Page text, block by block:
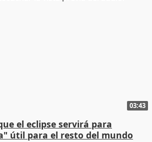
03:43
el eclipse servirá para
útil para el resto del mundo